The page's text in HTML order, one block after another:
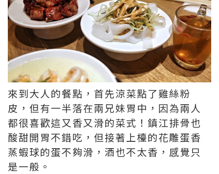
來到大人的餐點，首先涼菜點了雞絲粉
皮，但有一半落在兩兄妹胃中，因為兩人
都很喜歡這又香又滑的菜式！鎮江排骨也
酸甜開胃不錯吃，但接著上檯的花雕蛋香
蒸蝦球的蛋不夠滑，酒也不太香，感覺只
是一般。